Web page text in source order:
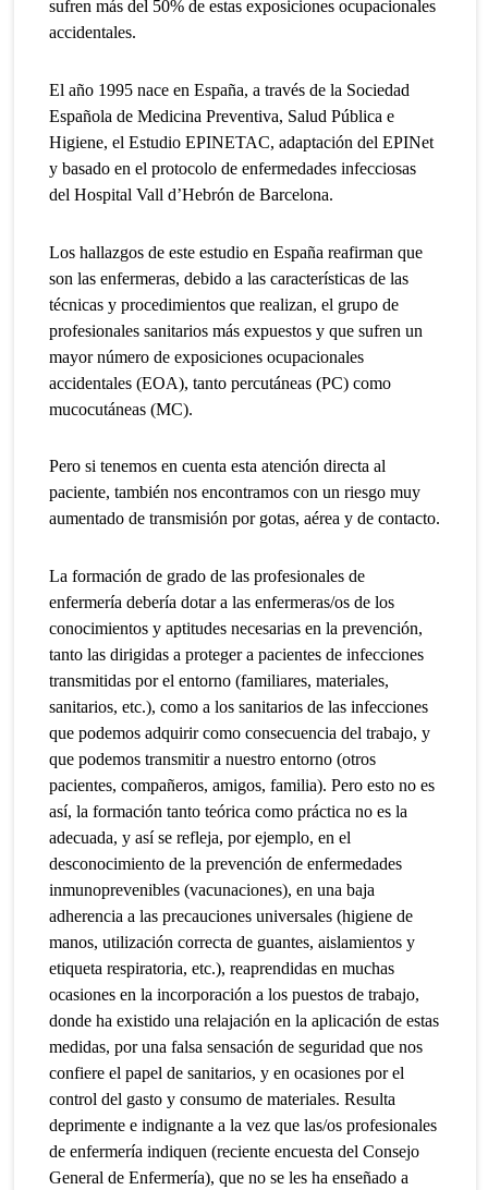
sufren más del 50% de estas exposiciones ocupacionales
accidentales.
El año 1995 nace en España, a través de la Sociedad
Española de Medicina Preventiva, Salud Pública e
Higiene, el Estudio EPINETAC, adaptación del EPINet
y basado en el protocolo de enfermedades infecciosas
del Hospital Vall d’Hebrón de Barcelona.
Los hallazgos de este estudio en España reafirman que
son las enfermeras, debido a las características de las
técnicas y procedimientos que realizan, el grupo de
profesionales sanitarios más expuestos y que sufren un
mayor número de exposiciones ocupacionales
accidentales (EOA), tanto percutáneas (PC) como
mucocutáneas (MC).
Pero si tenemos en cuenta esta atención directa al
paciente, también nos encontramos con un riesgo muy
aumentado de transmisión por gotas, aérea y de contacto.
La formación de grado de las profesionales de
enfermería debería dotar a las enfermeras/os de los
conocimientos y aptitudes necesarias en la prevención,
tanto las dirigidas a proteger a pacientes de infecciones
transmitidas por el entorno (familiares, materiales,
sanitarios, etc.), como a los sanitarios de las infecciones
que podemos adquirir como consecuencia del trabajo, y
que podemos transmitir a nuestro entorno (otros
pacientes, compañeros, amigos, familia). Pero esto no es
así, la formación tanto teórica como práctica no es la
adecuada, y así se refleja, por ejemplo, en el
desconocimiento de la prevención de enfermedades
inmunoprevenibles (vacunaciones), en una baja
adherencia a las precauciones universales (higiene de
manos, utilización correcta de guantes, aislamientos y
etiqueta respiratoria, etc.), reaprendidas en muchas
ocasiones en la incorporación a los puestos de trabajo,
donde ha existido una relajación en la aplicación de estas
medidas, por una falsa sensación de seguridad que nos
confiere el papel de sanitarios, y en ocasiones por el
control del gasto y consumo de materiales. Resulta
deprimente e indignante a la vez que las/os profesionales
de enfermería indiquen (reciente encuesta del Consejo
General de Enfermería), que no se les ha enseñado a